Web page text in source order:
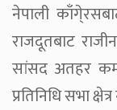
नेपाली
राजदूतबाट
सांसद अतहर
प्रतिनिधि सभा